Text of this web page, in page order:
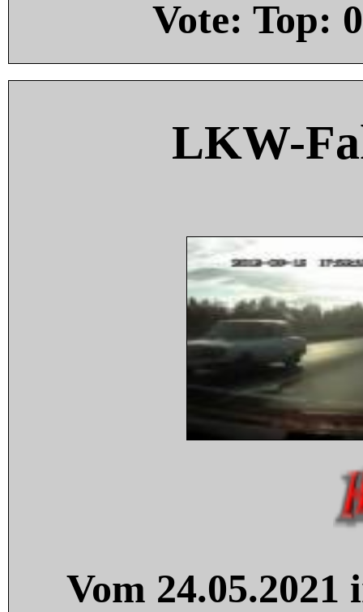
Vote: Top: 0
LKW-
Vom